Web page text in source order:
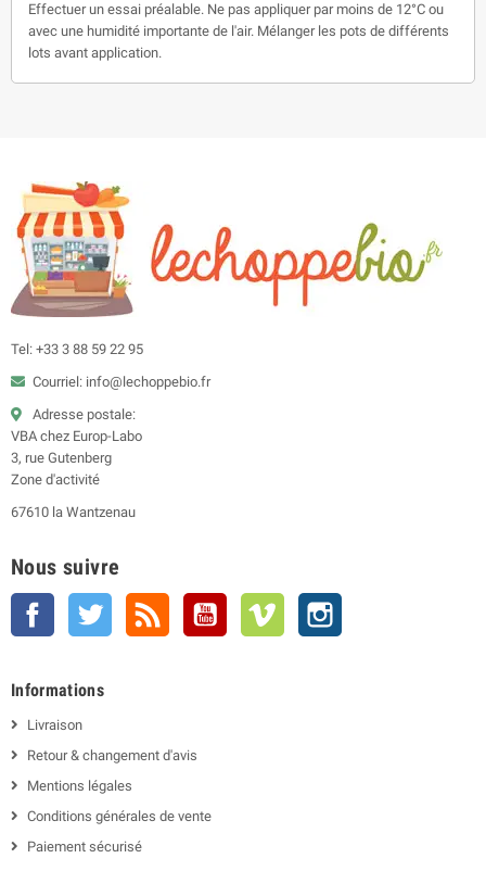
Effectuer un essai préalable. Ne pas appliquer par moins de 12°C ou
avec une humidité importante de l'air. Mélanger les pots de différents
lots avant application.
Tel: +33 3 88 59 22 95
Courriel: info@lechoppebio.fr
Adresse postale:
VBA chez Europ-Labo
3, rue Gutenberg
Zone d'activité
67610 la Wantzenau
Nous suivre
Facebook Twitter YouTube Vimeo
Informations
Livraison
Retour & changement d'avis
Mentions légales
Conditions générales de vente
Paiement sécurisé